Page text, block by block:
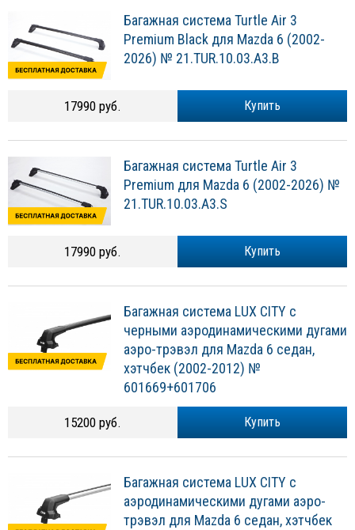
Багажная система Turtle Air 3
Premium Black для Mazda 6 (2002-
2026) № 21.TUR.10.03.A3.B
Купить
17990 руб.
Багажная система Turtle Air 3
Premium для Mazda 6 (2002-2026) №
21.TUR.10.03.A3.S
Купить
17990 руб.
Багажная система LUX CITY с
черными аэродинамическими дугами
аэро-трэвэл для Mazda 6 седан,
хэтчбек (2002-2012) №
601669+601706
Купить
15200 руб.
Багажная система LUX CITY с
аэродинамическими дугами аэро-
трэвэл для Mazda 6 седан, хэтчбек